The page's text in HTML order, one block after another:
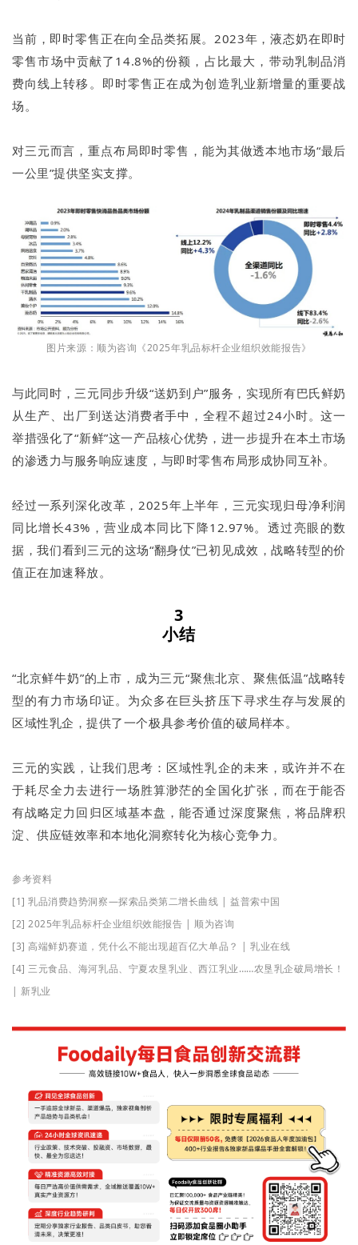
当前，即时零售正在向全品类拓展。2023年，液态奶在即时
零售市场中贡献了14.8%的份额，占比最大，带动乳制品消
费向线上转移。即时零售正在成为创造乳业新增量的重要战
场。
对三元而言，重点布局即时零售，能为其做透本地市场“最后
一公里”提供坚实支撑。
图片来源：顺为咨询《2025年乳品标杆企业组织效能报告》
与此同时，三元同步升级“送奶到户”服务，实现所有巴氏鲜奶
从生产、出厂到送达消费者手中，全程不超过24小时。这一
举措强化了“新鲜”这一产品核心优势，进一步提升在本土市场
的渗透力与服务响应速度，与即时零售布局形成协同互补。
经过一系列深化改革，2025年上半年，三元实现归母净利润
同比增长43%，营业成本同比下降12.97%。透过亮眼的数
据，我们看到三元的这场“翻身仗”已初见成效，战略转型的价
值正在加速释放。
3
小结
“北京鲜牛奶”的上市，成为三元“聚焦北京、聚焦低温”战略转
型的有力市场印证。为众多在巨头挤压下寻求生存与发展的
区域性乳企，提供了一个极具参考价值的破局样本。
三元的实践，让我们思考：区域性乳企的未来，或许并不在
于耗尽全力去进行一场胜算渺茫的全国化扩张，而在于能否
有战略定力回归区域基本盘，能否通过深度聚焦，将品牌积
淀、供应链效率和本地化洞察转化为核心竞争力。
参考资料
[1] 乳品消费趋势洞察—探索品类第二增长曲线 | 益普索中国
[2] 2025年乳品标杆企业组织效能报告 | 顺为咨询
[3] 高端鲜奶赛道，凭什么不能出现超百亿大单品？ | 乳业在线
[4] 三元食品、海河乳品、宁夏农垦乳业、西江乳业……农垦乳企破局增长！
| 新乳业